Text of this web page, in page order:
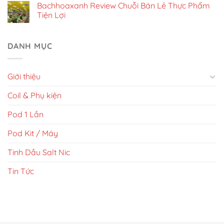
Bachhoaxanh Review Chuỗi Bán Lẻ Thực Phẩm
Tiện Lợi
DANH MỤC
Giới thiệu
Coil & Phụ kiện
Pod 1 Lần
Pod Kit / Máy
Tinh Dầu Salt Nic
Tin Tức